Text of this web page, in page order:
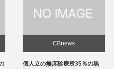
CBnews
個人立の無床診療所35％の黒